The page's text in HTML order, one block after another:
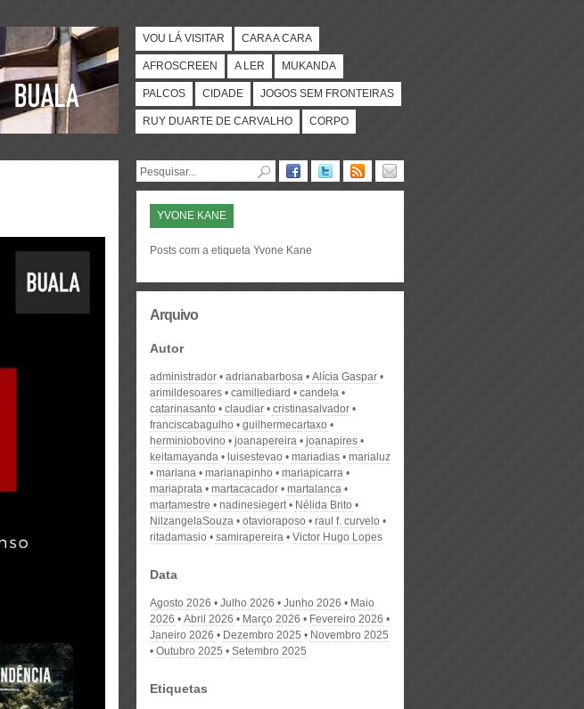
VOU LÁ VISITAR CARA A CARA
AFROSCREEN A LER MUKANDA
PALCOS CIDADE JOGOS SEM FRONTEIRAS
RUY DUARTE DE CARVALHO CORPO
YVONE KANE
Posts com a etiqueta Yvone Kane
Arquivo
Autor
administrador adrianabarbosa
Alícia Gaspar
arimildesoares
camillediard
candela
catarinasanto
claudiar
cristinasalvador
franciscabagulho
guilhermecartaxo
herminiobovino
joanapereira
joanapires
keitamayanda
luisestevao mariadias
marialuz
mariana
marianapinho
mariapicarra
mariaprata
martacacador
martalanca
martamestre
nadinesiegert
Nélida Brito
NilzangelaSouza
otavioraposo
raul f. curvelo
ritadamasio
samirapereira Victor Hugo Lopes
Data
Agosto 2026 Julho 2026 Junho 2026
Maio
2026
Abril 2026 Março 2026
Fevereiro 2026
Janeiro 2026
Dezembro 2025
Novembro 2025
Outubro 2025
Setembro 2025
Etiquetas